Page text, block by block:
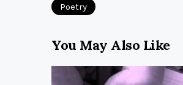
Poetry
You May Also Like